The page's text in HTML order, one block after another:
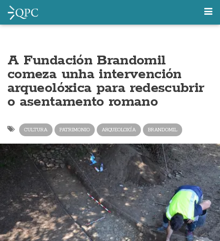
A Fundación Brandomil
comeza unha intervención
arqueolóxica para redescubrir
o asentamento romano
CULTURA PATRIMONIO ARQUEOLOXÍA BRANDOMIL